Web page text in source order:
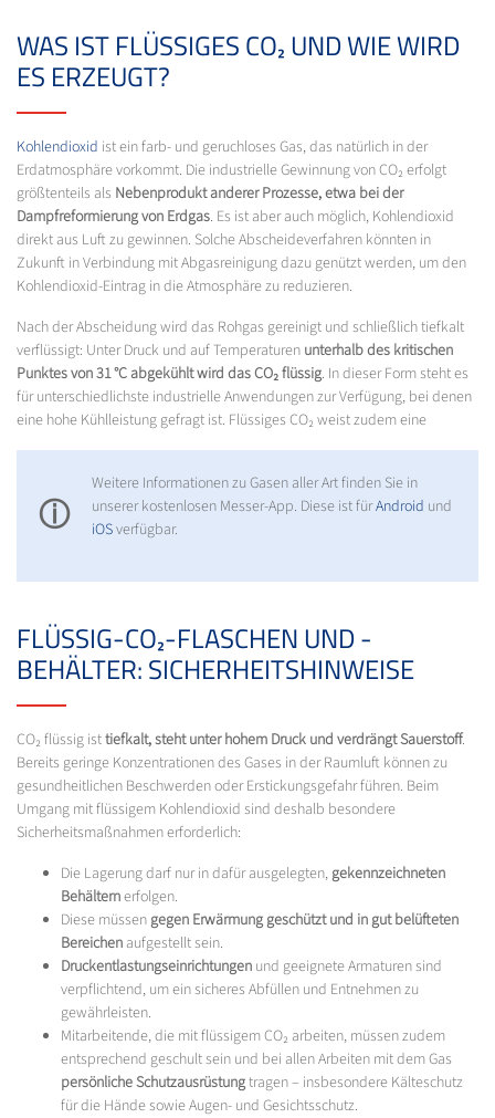
WAS IST FLÜSSIGES CO₂ UND WIE WIRD
ES ERZEUGT?
Kohlendioxid ist ein farb- und geruchloses Gas, das natürlich in der
Erdatmosphäre vorkommt. Die industrielle Gewinnung von CO₂ erfolgt
größtenteils als Nebenprodukt anderer Prozesse, etwa bei der
Dampfreformierung von Erdgas. Es ist aber auch möglich, Kohlendioxid
direkt aus Luft zu gewinnen. Solche Abscheideverfahren könnten in
Zukunft in Verbindung mit Abgasreinigung dazu genützt werden, um den
Kohlendioxid-Eintrag in die Atmosphäre zu reduzieren.
Nach der Abscheidung wird das Rohgas gereinigt und schließlich tiefkalt
verflüssigt: Unter Druck und auf Temperaturen unterhalb des kritischen
Punktes von 31 °C abgekühlt wird das CO₂ flüssig. In dieser Form steht es
für unterschiedlichste industrielle Anwendungen zur Verfügung, bei denen
eine hohe Kühlleistung gefragt ist. Flüssiges CO₂ weist zudem eine
ⓘ
Weitere Informationen zu Gasen aller Art finden Sie in
unserer kostenlosen Messer-App. Diese ist fürAndroid und
iOSverfügbar.
FLÜSSIG-CO₂-FLASCHEN UND -
BEHÄLTER: SICHERHEITSHINWEISE
CO₂ flüssig isttiefkalt, steht unter hohem Druck und verdrängt Sauerstoff.
Bereits geringe Konzentrationen des Gases in der Raumluft können zu
gesundheitlichen Beschwerden oder Erstickungsgefahr führen. Beim
Umgang mit flüssigem Kohlendioxid sind deshalb besondere
Sicherheitsmaßnahmen erforderlich:
Die Lagerung darf nur in dafür ausgelegten, gekennzeichneten
Behälternerfolgen.
Diese müssen gegen Erwärmung geschützt und in gut belüfteten
Bereichenaufgestellt sein.
Druckentlastungseinrichtungen und geeignete Armaturen sind
verpflichtend, um ein sicheres Abfüllen und Entnehmen zu
gewährleisten.
Mitarbeitende, die mit flüssigem CO₂ arbeiten, müssen zudem
entsprechend geschult sein und bei allen Arbeiten mit dem Gas
persönliche Schutzausrüstungtragen – insbesondere Kälteschutz
für die Hände sowie Augen- und Gesichtsschutz.